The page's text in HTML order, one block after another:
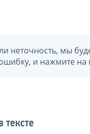
неточность, мы
и нажмите